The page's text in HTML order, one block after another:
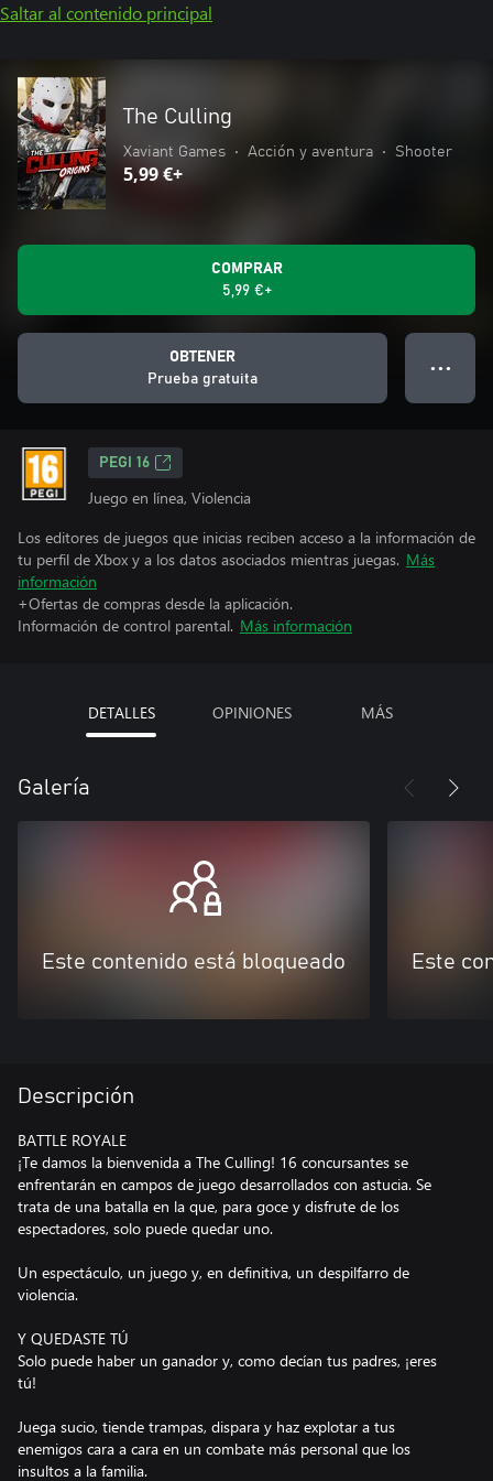
Saltar al contenido principal
The Culling
Xaviant Games • Acción y aventura • Shooter
5,99 €+
COMPRAR
5,99 €+
OBTENER
Prueba gratuita
● ● ●
PEGI 16
Juego en línea, Violencia
Los editores de juegos que inicias reciben acceso a la información de
tu perfil de Xbox y a los datos asociados mientras juegas. Más
información
+Ofertas de compras desde la aplicación.
Información de control parental. Más información
DETALLES OPINIONES MÁS
Galería
Este contenido está bloqueado Este
Descripción
BATTLE ROYALE
¡Te damos la bienvenida a The Culling! 16 concursantes se
enfrentarán en campos de juego desarrollados con astucia. Se
trata de una batalla en la que, para goce y disfrute de los
espectadores, solo puede quedar uno.
Un espectáculo, un juego y, en definitiva, un despilfarro de
violencia.
Y QUEDASTE TÚ
Solo puede haber un ganador y, como decían tus padres, ¡eres
tú!
Juega sucio, tiende trampas, dispara y haz explotar a tus
enemigos cara a cara en un combate más personal que los
insultos a la familia.